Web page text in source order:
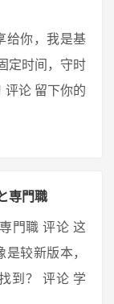
给你，我是基
定时间，守时
评论 留下你的
専門職
門職 评论 这
较新版本，
到？ 评论 学